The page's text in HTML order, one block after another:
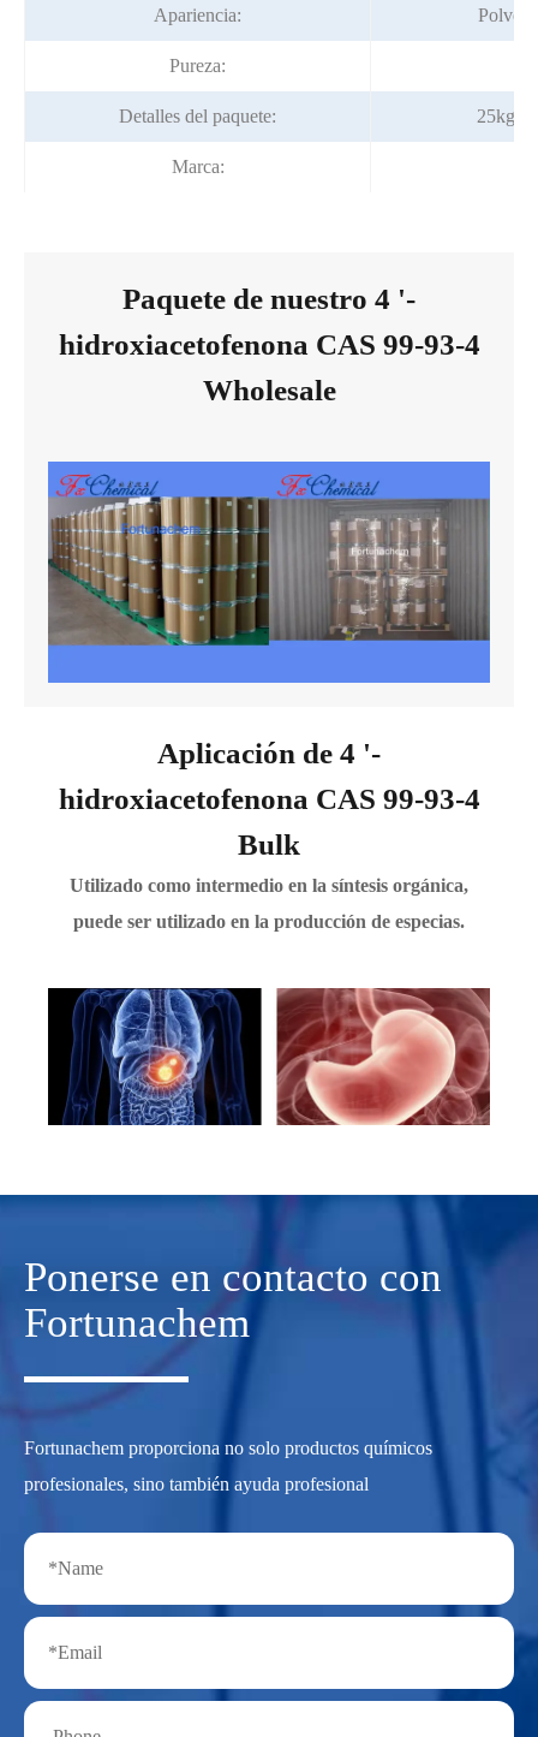
Apariencia: Polvo
Pureza:
Detalles del paquete: 25kg/
Marca:
Paquete de nuestro 4 '-
hidroxiacetofenona CAS 99-93-4
Wholesale
Aplicación de 4 '-
hidroxiacetofenona CAS 99-93-4
Bulk
Utilizado como intermedio en la síntesis orgánica,
puede ser utilizado en la producción de especias.
Ponerse en contacto con
Fortunachem
Fortunachem proporciona no solo productos químicos
profesionales, sino también ayuda profesional